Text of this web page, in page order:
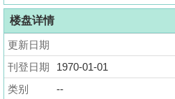
业
主
放
盘
楼盘详情
更新日期
刊登日期
1970-01-01
类别
--